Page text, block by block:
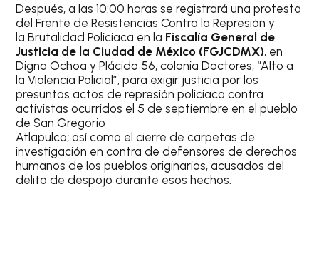
Después, a las 10:00 horas se registrará una protesta
del Frente de Resistencias Contra la Represión y
la Brutalidad Policiaca en la Fiscalía General de
Justicia de la Ciudad de México (FGJCDMX), en
Digna Ochoa y Plácido 56, colonia Doctores, “Alto a
la Violencia Policial”, para exigir justicia por los
presuntos actos de represión policiaca contra
activistas ocurridos el 5 de septiembre en el pueblo
de San Gregorio
Atlapulco; así como el cierre de carpetas de
investigación en contra de defensores de derechos
humanos de los pueblos originarios, acusados del
delito de despojo durante esos hechos.